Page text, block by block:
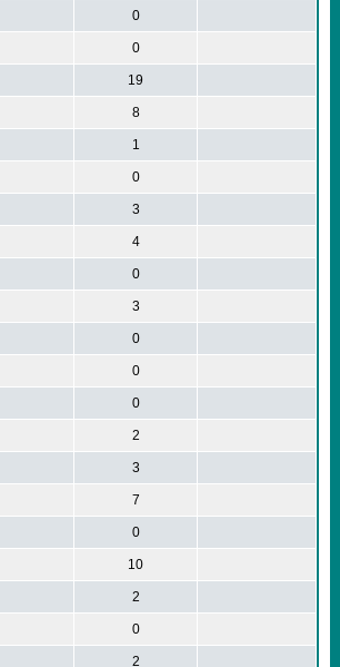
0
0
19
8
1
0
3
4
0
3
0
0
0
2
3
7
0
10
2
0
2